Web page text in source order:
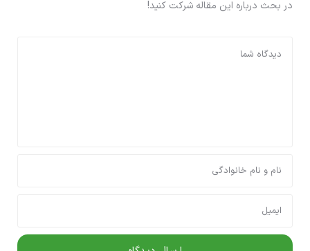
این مقاله شرکت کنید!